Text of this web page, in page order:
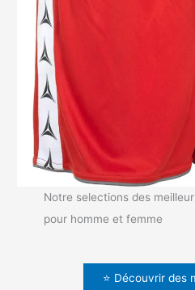
Notre selections des
pour homme et femme
⭐ Découvrir des